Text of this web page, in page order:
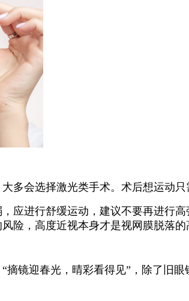
多会选择激光类手术。术后想运动
应进行舒缓运动，建议不要再进行
险，高度近视本身才是视网膜脱落的
镜迎春光，晴彩看得见”，除了旧